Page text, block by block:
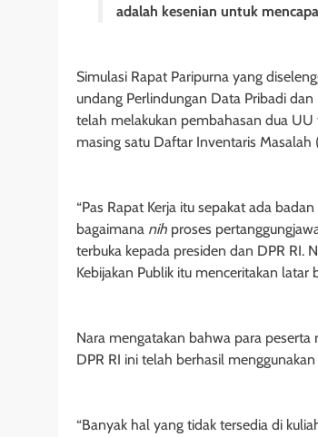
adalah kesenian untuk
Simulasi Rapat Paripurna yang
undang Perlindungan Data Pribadi
telah melakukan pembahasan dua
masing satu Daftar Inventaris
“Pas Rapat Kerja itu sepakat ada
bagaimana nih proses
terbuka kepada presiden dan DPR RI.
Kebijakan Publik itu menceritakan
Nara mengatakan bahwa para peserta
DPR RI ini telah berhasil
“Banyak hal yang tidak tersedia di